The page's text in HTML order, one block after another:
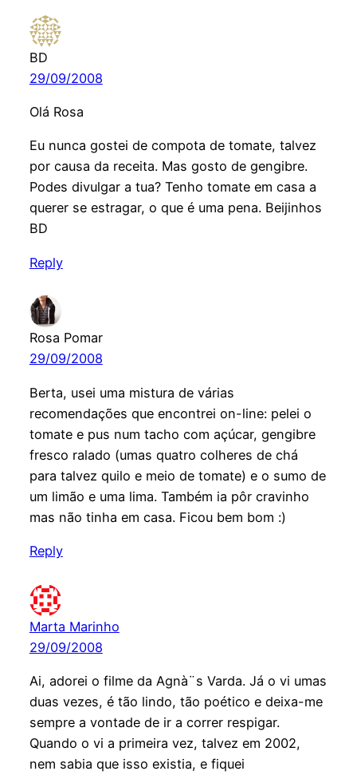
BD
29/09/2008
Olá Rosa
Eu nunca gostei de compota de tomate, talvez
por causa da receita. Mas gosto de gengibre.
Podes divulgar a tua? Tenho tomate em casa a
querer se estragar, o que é uma pena. Beijinhos
BD
Reply
Rosa Pomar
29/09/2008
Berta, usei uma mistura de várias
recomendações que encontrei on-line: pelei o
tomate e pus num tacho com açúcar, gengibre
fresco ralado (umas quatro colheres de chá
para talvez quilo e meio de tomate) e o sumo de
um limão e uma lima. Também ia pôr cravinho
mas não tinha em casa. Ficou bem bom :)
Reply
Marta Marinho
29/09/2008
Ai, adorei o filme da Agnà¨s Varda. Já o vi umas
duas vezes, é tão lindo, tão poético e deixa-me
sempre a vontade de ir a correr respigar.
Quando o vi a primeira vez, talvez em 2002,
nem sabia que isso existia, e fiquei